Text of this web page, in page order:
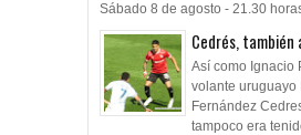
Sábado 8 de agosto - 21.30
Cedrés, también
Así como Ignacio
volante uruguayo
Fernández
tampoco era